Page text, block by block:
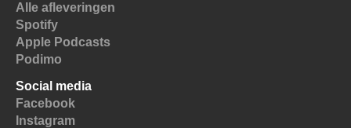
Alle afleveringen
Spotify
Apple Podcasts
Podimo
Social media
Facebook
Instagram